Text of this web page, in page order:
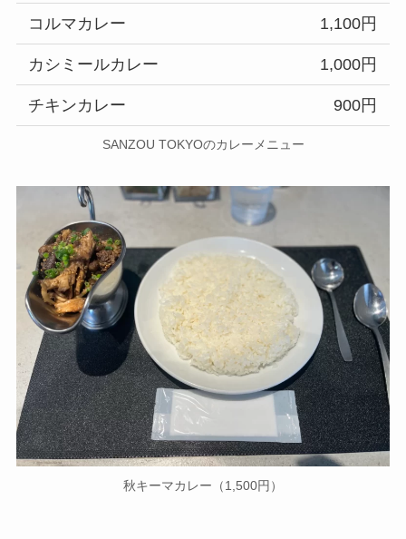
コルマカレー 1,100円
カシミールカレー 1,000円
チキンカレー 900円
SANZOU TOKYOのカレーメニュー
秋キーマカレー（1,500円）